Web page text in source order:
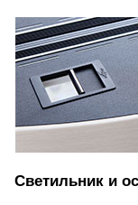
Светильник и